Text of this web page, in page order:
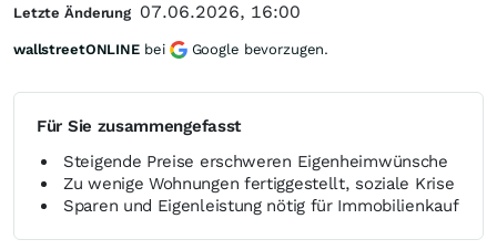
Für Sie zusammengefasst
Steigende Preise erschweren Eigenheimwünsche
Zu wenige Wohnungen fertiggestellt, soziale Krise
Sparen und Eigenleistung nötig für Immobilienkauf
Letzte Änderung 07.06.2026, 16:00
wallstreetONLINE bei Google bevorzugen.